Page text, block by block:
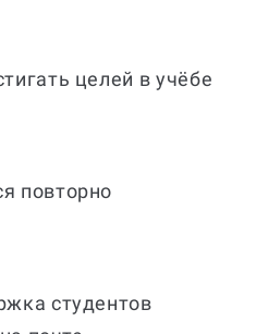
целей в учёбе
повторно
студентов